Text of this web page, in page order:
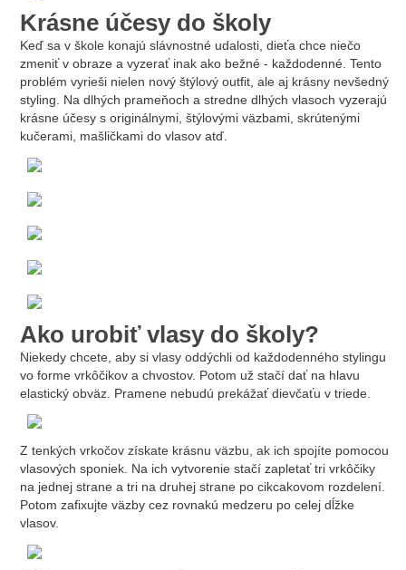
Krásne účesy do školy
Keď sa v škole konajú slávnostné udalosti, dieťa chce niečo
zmeniť v obraze a vyzerať inak ako bežné - každodenné. Tento
problém vyrieši nielen nový štýlový outfit, ale aj krásny nevšedný
styling. Na dlhých prameňoch a stredne dlhých vlasoch vyzerajú
krásne účesy s originálnymi, štýlovými väzbami, skrútenými
kučerami, mašličkami do vlasov atď.
Ako urobiť vlasy do školy?
Niekedy chcete, aby si vlasy oddýchli od každodenného stylingu
vo forme vrkôčikov a chvostov. Potom už stačí dať na hlavu
elastický obväz. Pramene nebudú prekážať dievčaťu v triede.
Z tenkých vrkočov získate krásnu väzbu, ak ich spojíte pomocou
vlasových sponiek. Na ich vytvorenie stačí zapletať tri vrkôčiky
na jednej strane a tri na druhej strane po cikcakovom rozdelení.
Potom zafixujte väzby cez rovnakú medzeru po celej dĺžke
vlasov.